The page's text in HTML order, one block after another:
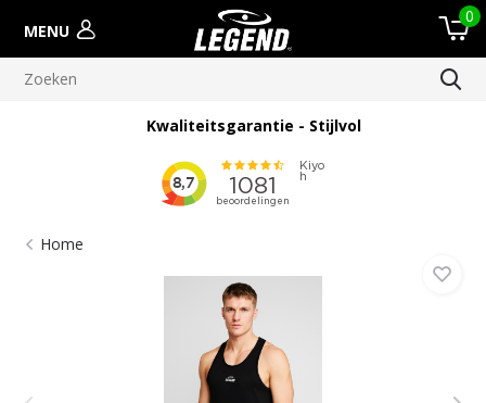
MENU
0
Kwaliteitsgarantie - Stijlvol
Home